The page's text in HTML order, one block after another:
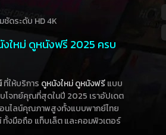
ดระดับ HD 4K
ใหม่ ดูหนังฟรี 2025 ครบ
ที่ให้บริการ ดูหนังใหม่ดูหนังฟรีแบบ
โจทย์คุณที่สุดในปี 2025 เราอัปเดต
นไลน์คุณภาพสูงทั้งแบบพากย์ไทย
งมือถือ แท็บเล็ต และคอมพิวเตอร์